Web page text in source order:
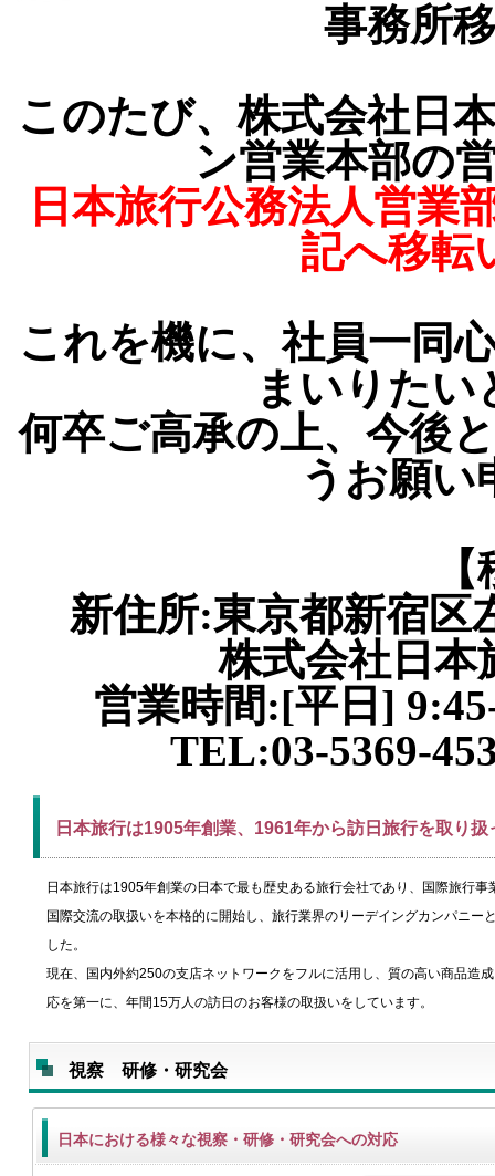
事務所
このたび、株式会社日
ン営業本部の
日本旅行公務法人営業
記へ移転
これを機に、社員一同
まいりたい
何卒ご高承の上、今後
うお願い
新住所:東京都新宿区
株式会社日本
営業時間:[平日]
TEL:03-5369-
日本旅行は1905年創業、1961年から訪日旅行を取り扱
日本旅行は1905年創業の日本で最も歴史ある旅行会社であり、国際旅行
国際交流の取扱いを本格的に開始し、旅行業界のリーデイングカンパニー
した。
現在、国内外約250の支店ネットワークをフルに活用し、質の高い商品造
応を第一に、年間15万人の訪日のお客様の取扱いをしています。
視察 研修・研究会
日本における様々な視察・研修・研究会への対応